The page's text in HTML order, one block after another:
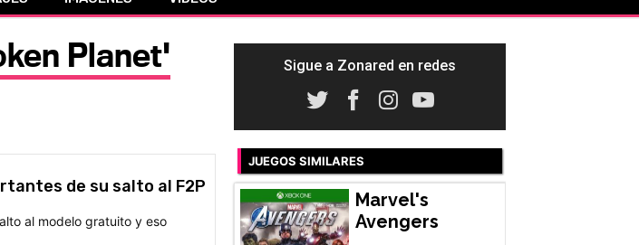
Planet'
de su salto al F2P
al modelo gratuito y eso
Sigue a Zonared en redes
JUEGOS SIMILARES
Marvel's
Avengers